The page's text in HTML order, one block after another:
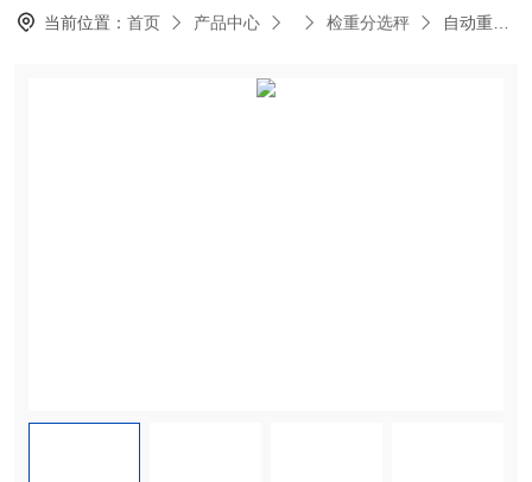
当前位置：首页 产品中心 检重分选秤 自动重量分选秤